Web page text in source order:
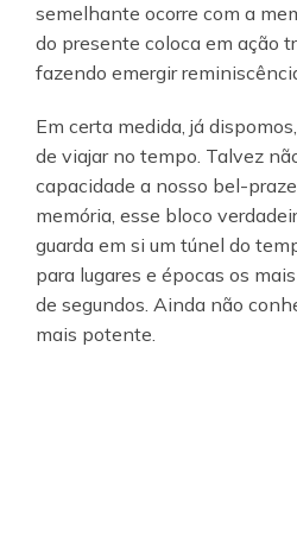
semelhante ocorre com a
do presente coloca em ação
fazendo emergir
Em certa medida, já
de viajar no tempo. Talvez
capacidade a nosso bel-
memória, esse bloco
guarda em si um túnel do
para lugares e épocas os
de segundos. Ainda não
mais potente.